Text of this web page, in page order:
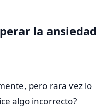
la ansiedad
pero rara vez lo
algo incorrecto?